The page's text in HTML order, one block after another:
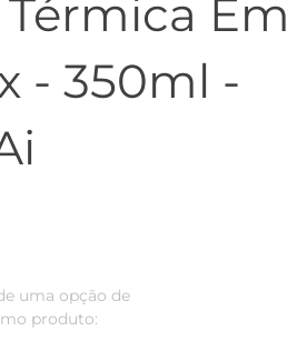
Em
- 350ml -
uma opção de
produto: